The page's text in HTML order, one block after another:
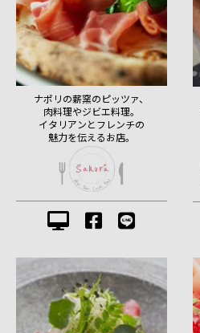
ナポリの薪窯のピッツァ、
肉料理やジビエ料理。
イタリアンとフレンチの
魅力を伝えるお店。